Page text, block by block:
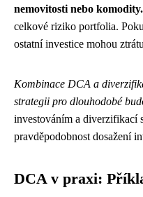
nemovitosti nebo komodity.
celkové riziko portfolia.
ostatní investice mohou
Kombinace DCA a
strategii pro dlouhodobé
investováním a diverzifikací
pravděpodobnost dosažení
DCA v praxi: